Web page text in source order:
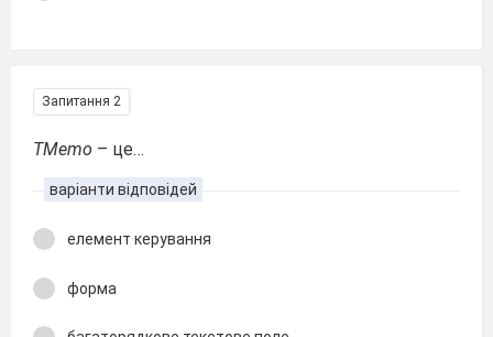
Запитання 2
TMemo – це…
варіанти відповідей
елемент керування
форма